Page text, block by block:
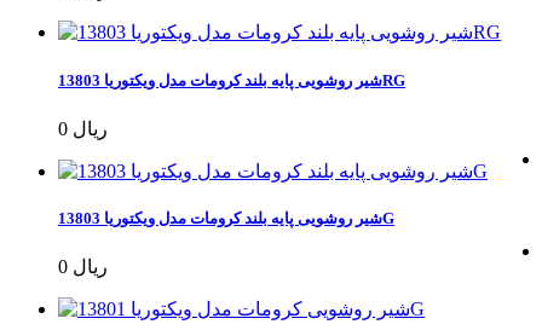
شیر روشویی پایه بلند کرومات مدل ویکتوریا 13803RG
0 ریال
شیر روشویی پایه بلند کرومات مدل ویکتوریا 13803G
0 ریال